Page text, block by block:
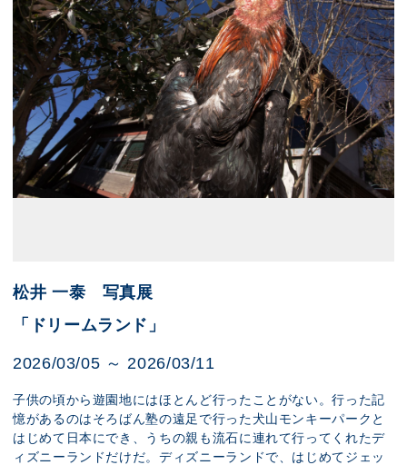
松井 一泰 写真展
「ドリームランド」
2026/03/05 ～ 2026/03/11
子供の頃から遊園地にはほとんど行ったことがない。行った記
憶があるのはそろばん塾の遠足で行った犬山モンキーパークと
はじめて日本にでき、うちの親も流石に連れて行ってくれたデ
ィズニーランドだけだ。ディズニーランドで、はじめてジェッ